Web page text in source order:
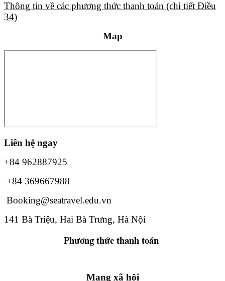
Thông tin về các phương thức thanh toán (chi tiết Điều
34)​
Map
Liên hệ ngay
+84 962887925
+84 369667988
Booking@seatravel.edu.vn
141 Bà Triệu, Hai Bà Trưng, Hà Nội
Phương thứcthanh toán
Mạng xã hội